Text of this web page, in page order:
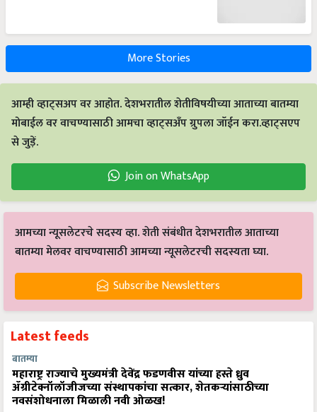
More Stories
आम्ही व्हाट्सअप वर आहोत. देशभरातील शेतीविषयीच्या आताच्या बातम्या
मोबाईल वर वाचण्यासाठी आमचा व्हाट्सअँप ग्रुपला जॉईन करा.व्हाट्सएप
से जुड़ें.
Join on WhatsApp
आमच्या न्यूसलेटरचे सदस्य व्हा. शेती संबंधीत देशभरातील आताच्या
बातम्या मेलवर वाचण्यासाठी आमच्या न्यूसलेटरची सदस्यता घ्या.
Subscribe Newsletters
Latest feeds
बातम्या
महाराष्ट्र राज्याचे मुख्यमंत्री देवेंद्र फडणवीस यांच्या हस्ते ध्रुव
ॲग्रीटेक्नॉलॉजीजच्या संस्थापकांचा सत्कार, शेतकऱ्यांसाठीच्या
नवसंशोधनाला मिळाली नवी ओळख!